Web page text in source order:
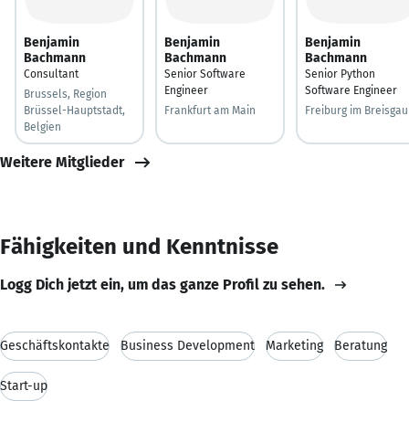
Benjamin
Bachmann
Consultant
Brussels, Region
Brüssel-Hauptstadt,
Belgien
Benjamin
Bachmann
Senior Software
Engineer
Frankfurt am Main
Benjamin
Bachmann
Senior Python
Software Engineer
Freiburg im Breisgau
Weitere Mitglieder
Fähigkeiten und Kenntnisse
Logg Dich jetzt ein, um das ganze Profil zu sehen.
Geschäftskontakte Business Development Marketing Beratung
Start-up